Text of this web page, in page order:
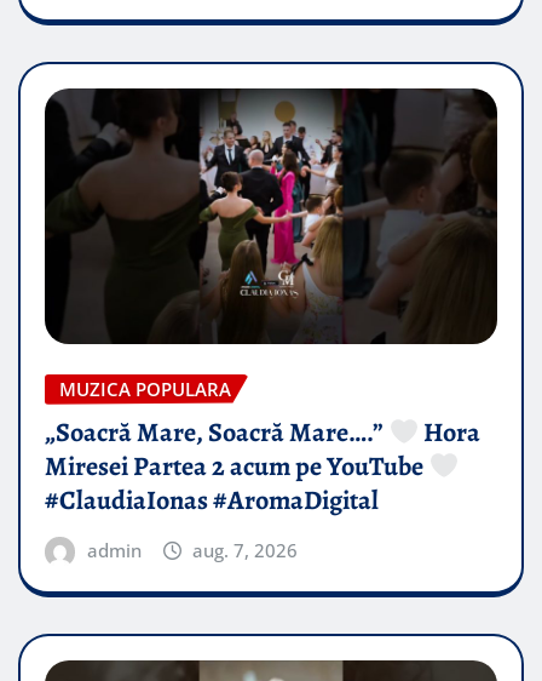
MUZICA POPULARA
„Soacră Mare, Soacră Mare….”
Hora
Miresei Partea 2 acum pe YouTube
#ClaudiaIonas #AromaDigital
admin aug. 7, 2026